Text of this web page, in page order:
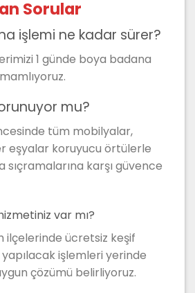
Sorular
işlemi ne kadar sürer?
1 günde boya badana
mu?
tüm mobilyalar,
eşyalar koruyucu örtülerle
sıçramalarına karşı güvence
var mı?
ilçelerinde ücretsiz keşif
işlemleri yerinde
çözümü belirliyoruz.